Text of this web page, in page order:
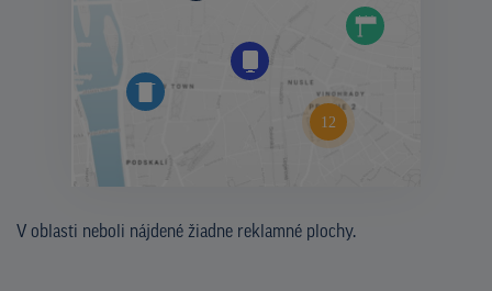
V oblasti neboli nájdené žiadne reklamné plochy.